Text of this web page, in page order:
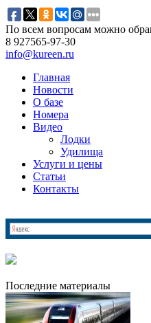
По всем вопросам можно
8 927565-97-30
info@kureen.ru
Главная
Новости
О базе
Номера
Видео
Лодки
Удилища
Услуги и цены
Статьи
Контакты
Последние материалы